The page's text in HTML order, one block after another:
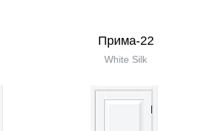
Прима-22
White Silk